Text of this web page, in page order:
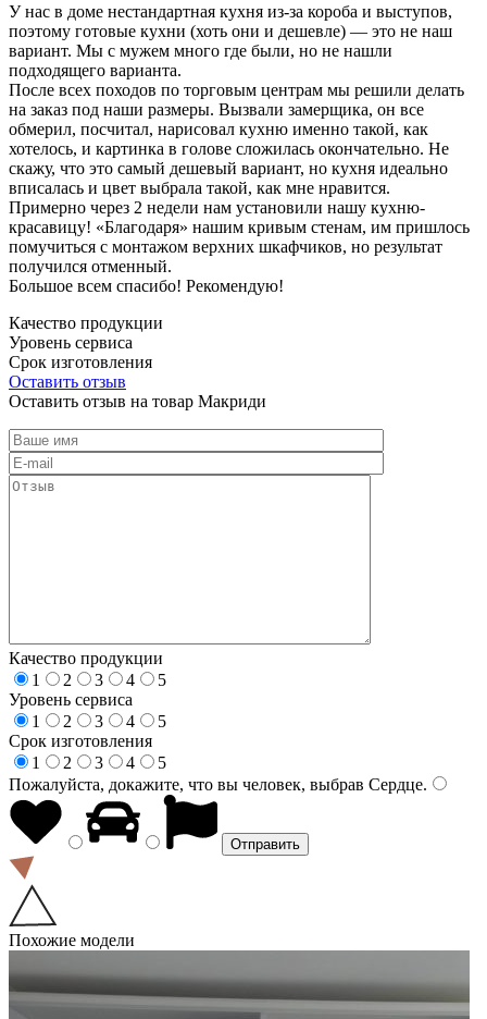
У нас в доме нестандартная кухня из-за короба и выступов,
поэтому готовые кухни (хоть они и дешевле) — это не наш
вариант. Мы с мужем много где были, но не нашли
подходящего варианта.
После всех походов по торговым центрам мы решили делать
на заказ под наши размеры. Вызвали замерщика, он все
обмерил, посчитал, нарисовал кухню именно такой, как
хотелось, и картинка в голове сложилась окончательно. Не
скажу, что это самый дешевый вариант, но кухня идеально
вписалась и цвет выбрала такой, как мне нравится.
Примерно через 2 недели нам установили нашу кухню-
красавицу! «Благодаря» нашим кривым стенам, им пришлось
помучиться с монтажом верхних шкафчиков, но результат
получился отменный.
Большое всем спасибо! Рекомендую!
Качество продукции
Уровень сервиса
Срок изготовления
Оставить отзыв
Оставить отзыв на товар Макриди
Качество продукции
1
2 3 4
5
Уровень сервиса
1
2 3 4
5
Срок изготовления
1
2 3 4
5
Пожалуйста, докажите, что вы человек, выбрав Сердце.
Похожие модели